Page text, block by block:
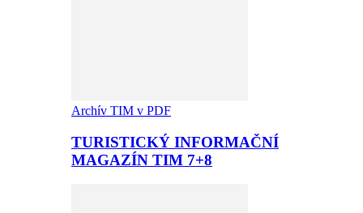
Archív TIM v PDF
TURISTICKÝ INFORMAČNÍ
MAGAZÍN TIM 7+8